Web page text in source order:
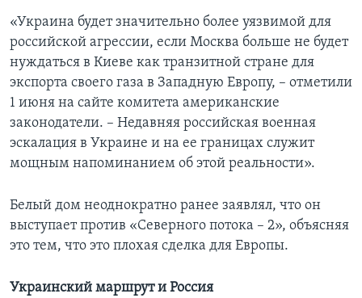
«Украина будет значительно более уязвимой для
российской агрессии, если Москва больше не будет
нуждаться в Киеве как транзитной стране для
экспорта своего газа в Западную Европу, – отметили
1 июня на сайте комитета американские
законодатели. – Недавняя российская военная
эскалация в Украине и на ее границах служит
мощным напоминанием об этой реальности».
Белый дом неоднократно ранее заявлял, что он
выступает против «Северного потока – 2», объясняя
это тем, что это плохая сделка для Европы.
Украинский маршрут и Россия